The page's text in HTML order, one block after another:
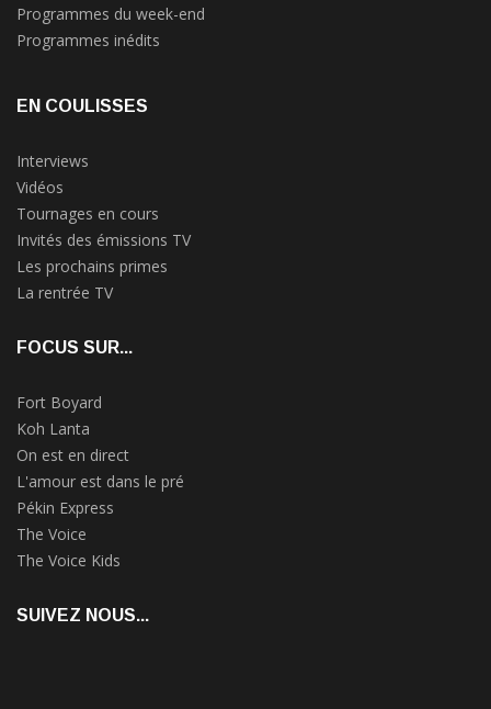
Programmes du week-end
Programmes inédits
EN COULISSES
Interviews
Vidéos
Tournages en cours
Invités des émissions TV
Les prochains primes
La rentrée TV
FOCUS SUR...
Fort Boyard
Koh Lanta
On est en direct
L'amour est dans le pré
Pékin Express
The Voice
The Voice Kids
SUIVEZ NOUS...